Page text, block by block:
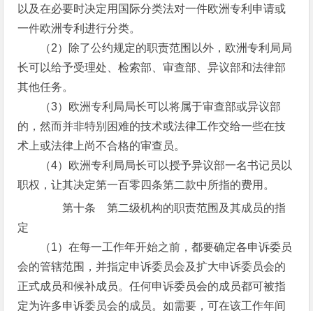
以及在必要时决定用国际分类法对一件欧洲专利申请或
一件欧洲专利进行分类。
（2）除了公约规定的职责范围以外，欧洲专利局局
长可以给予受理处、检索部、审查部、异议部和法律部
其他任务。
（3）欧洲专利局局长可以将属于审查部或异议部
的，然而并非特别困难的技术或法律工作交给一些在技
术上或法律上尚不合格的审查员。
（4）欧洲专利局局长可以授予异议部一名书记员以
职权，让其决定第一百零四条第二款中所指的费用。
第十条 第二级机构的职责范围及其成员的指
定
（1）在每一工作年开始之前，都要确定各申诉委员
会的管辖范围，并指定申诉委员会及扩大申诉委员会的
正式成员和候补成员。任何申诉委员会的成员都可被指
定为许多申诉委员会的成员。如需要，可在该工作年间